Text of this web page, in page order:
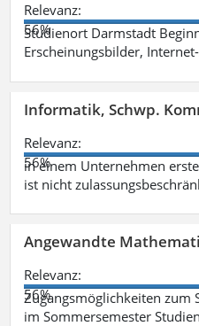
Relevanz:
56%
Studienort Darmstadt
Erscheinungsbilder,
Informatik, Schwp.
Relevanz:
56%
in einem Unternehmen
ist nicht
Angewandte
Relevanz:
56%
Zugangsmöglichkeiten zum
im Sommersemester